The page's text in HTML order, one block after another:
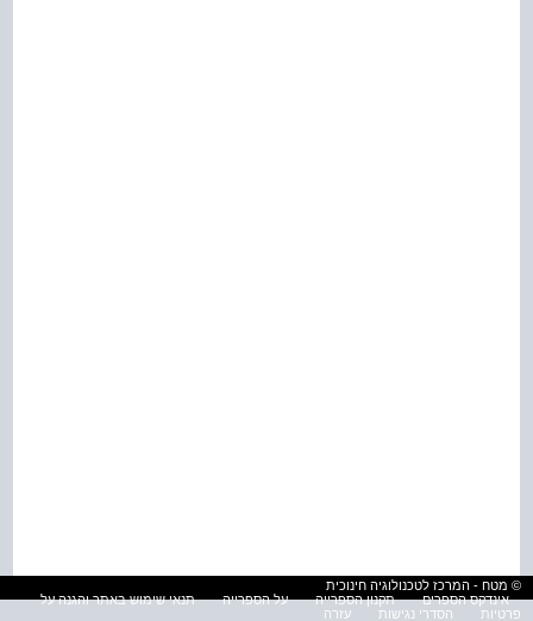
© מטח - המרכז לטכנולוגיה חינוכית
אינדקס הספרים
תקנון הספרייה על הספרייה
תנאי שימוש באתר והגנה על
פרטיות
הסדרי נגישות עזרה